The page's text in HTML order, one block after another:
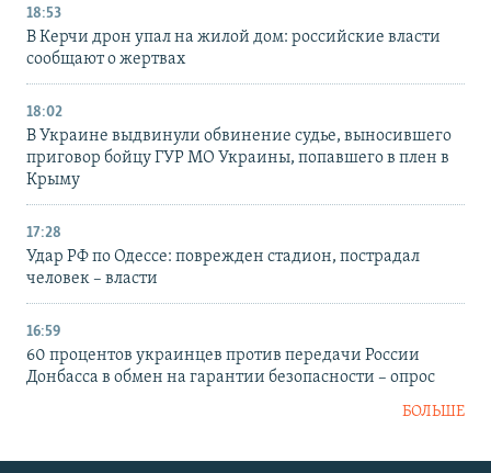
18:53
В Керчи дрон упал на жилой дом: российские власти
сообщают о жертвах
18:02
В Украине выдвинули обвинение судье, выносившего
приговор бойцу ГУР МО Украины, попавшего в плен в
Крыму
17:28
Удар РФ по Одессе: поврежден стадион, пострадал
человек – власти
16:59
60 процентов украинцев против передачи России
Донбасса в обмен на гарантии безопасности – опрос
БОЛЬШЕ